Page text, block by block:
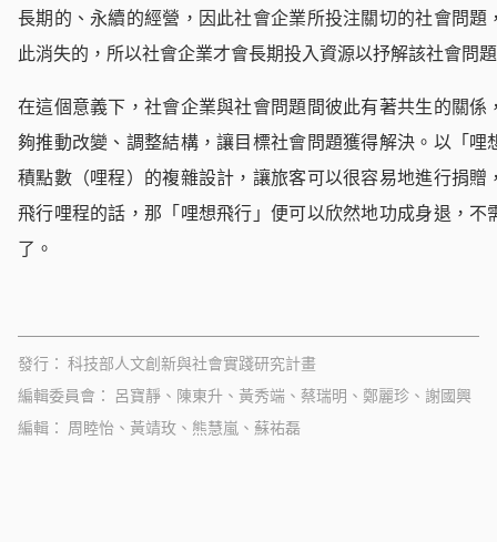
長期的、永續的經營，因此社會企業所投注關切的社會問
此消失的，所以社會企業才會長期投入資源以抒解該社會問
在這個意義下，社會企業與社會問題間彼此有著共生的關
夠推動改變、調整結構，讓目標社會問題獲得解決。以「
積點數（哩程）的複雜設計，讓旅客可以很容易地進行捐
飛行哩程的話，那「哩想飛行」便可以欣然地功成身退，
了。
發行
科技部人文創新與社會實踐研究計畫
編輯委員會
呂寶靜、陳東升、黃秀端、蔡瑞明、鄭麗珍、謝國興
編輯
周睦怡、黃靖玫、熊慧嵐、蘇祐磊